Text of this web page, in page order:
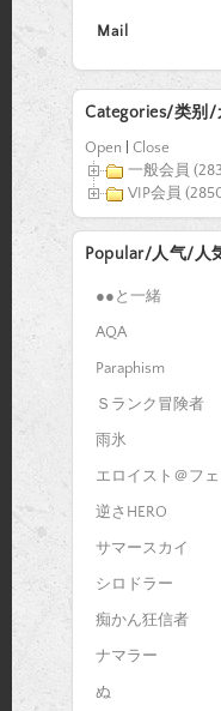
Mail
Categories/类别/
Open
Close
一般会員
VIP会員
Popular/人气/人
●●と一緒
AQA
Paraphism
Ｓランク冒険者
雨氷
エロイスト＠フ
逆さHERO
サマースカイ
シロドラー
痴かん狂信者
ナマラー
ぬ